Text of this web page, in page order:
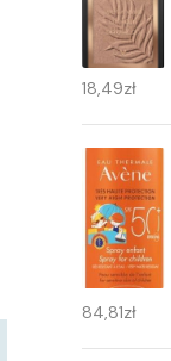
18,49zł
84,81zł